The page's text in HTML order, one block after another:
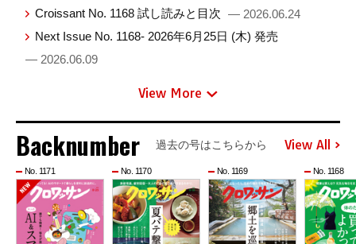
Croissant No. 1168 試し読みと目次 — 2026.06.24
Next Issue No. 1168- 2026年6月25日 (木) 発売
— 2026.06.09
View More
Backnumber 過去の号はこちらから View All
No. 1171 No. 1170 No. 1169 No. 1168